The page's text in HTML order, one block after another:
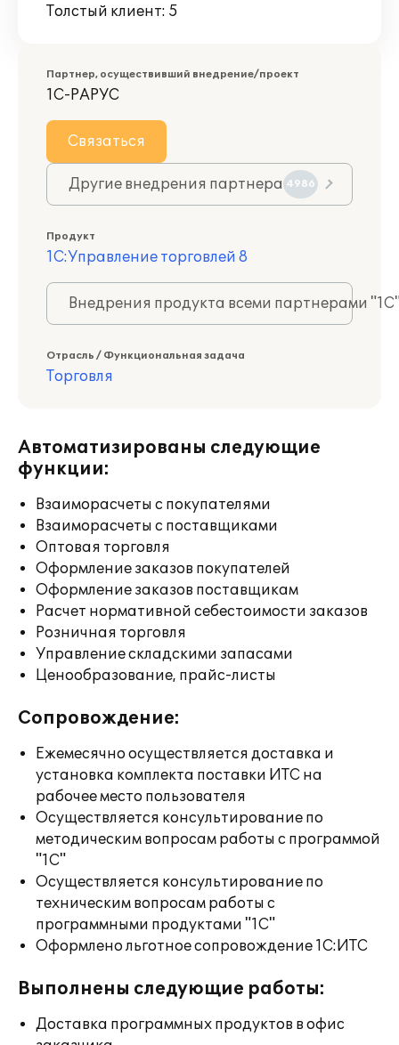
Толстый клиент: 5
Партнер, осуществивший внедрение/проект
1С-РАРУС
Связаться
Другие внедрения партнера 4986
Продукт
1С:Управление торговлей 8
Внедрения продукта всеми партнерами
Отрасль / Функциональная задача
Торговля
Автоматизированы следующие
функции:
Взаиморасчеты с покупателями
Взаиморасчеты с поставщиками
Оптовая торговля
Оформление заказов покупателей
Оформление заказов поставщикам
Расчет нормативной себестоимости заказов
Розничная торговля
Управление складскими запасами
Ценообразование, прайс-листы
Сопровождение:
Ежемесячно осуществляется доставка и
установка комплекта поставки ИТС на
рабочее место пользователя
Осуществляется консультирование по
методическим вопросам работы с программой
"1С"
Осуществляется консультирование по
техническим вопросам работы с
программными продуктами "1С"
Оформлено льготное сопровождение 1С:ИТС
Выполнены следующие работы:
Доставка программных продуктов в офис